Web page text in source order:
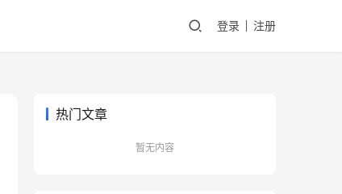
登录 注册
热门文章
暂无内容